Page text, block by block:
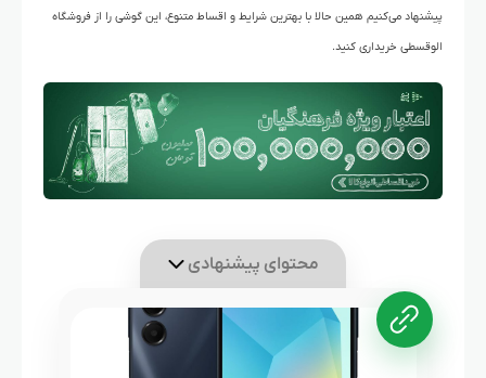
پیشنهاد می‌کنیم همین حالا با بهترین شرایط و اقساط متنوع، این گوشی را از فروشگاه
الوقسطی خریداری کنید.
محتوای پیشنهادی